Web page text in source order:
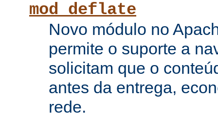
mod_deflate
Novo módulo no
permite o suporte a
solicitam que o
antes da entrega,
rede.